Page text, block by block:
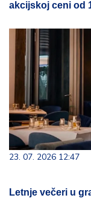
akcijskoj ceni od
23. 07. 2026 12:47
Letnje večeri u